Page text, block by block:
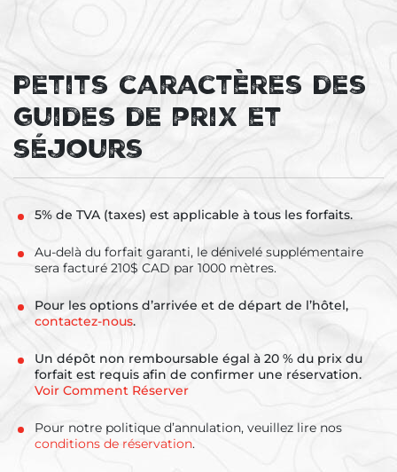
Petits caractères des
guides de prix et
séjours
5% de TVA (taxes) est applicable à tous les forfaits.
Au-delà du forfait garanti, le dénivelé supplémentaire
sera facturé 210$ CAD par 1000 mètres.
Pour les options d’arrivée et de départ de l’hôtel,
contactez-nous.
Un dépôt non remboursable égal à 20 % du prix du
forfait est requis afin de confirmer une réservation.
Voir Comment Réserver
Pour notre politique d’annulation, veuillez lire nos
conditions de réservation.